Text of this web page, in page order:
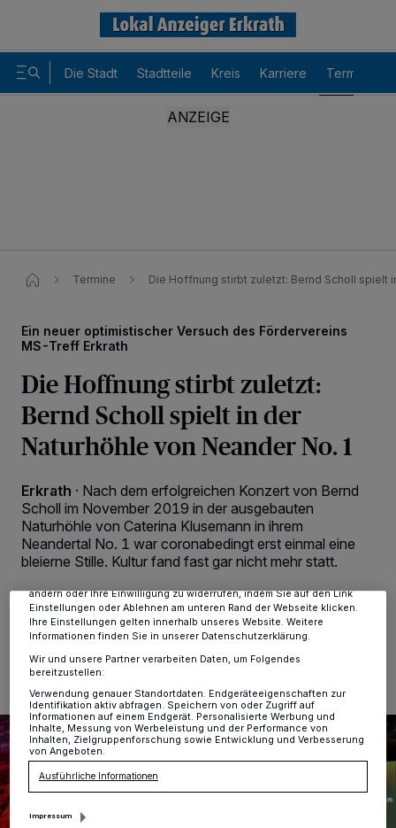
Die Stadt Stadtteile Kreis Karriere Termine
Termine Die Hoffnung stirbt zuletzt: Bernd Scholl spielt
Ein neuer optimistischer Versuch des Fördervereins
MS-Treff Erkrath
Die Hoffnung stirbt zuletzt:
Bernd Scholl spielt in der
Naturhöhle von Neander No. 1
Erkrath · Nach dem erfolgreichen Konzert von Bernd
Scholl im November 2019 in der ausgebauten
Naturhöhle von Caterina Klusemann in ihrem
Neandertal No. 1 war coronabedingt erst einmal eine
bleierne Stille. Kultur fand fast gar nicht mehr statt.
14.02.2022 , 11:56 Uhr 2 Minuten Lesezeit
personenbezogene Daten wie Browserdaten oder eindeutige
Kennungen auf Ihrem Gerät zu. Durch Auswahl von OK aktivieren Sie
Tracking-Technologien für die unter „Wir und unsere Partner
verarbeiten Daten, um Ihnen Dienste bereitzustellen“ aufgeführten
Zwecke. Wenn Tracker deaktiviert sind, sind manche Inhalte und
Anzeigen möglicherweise nicht mehr so relevant für Sie. Sie können
ändern oder Ihre Einwilligung zu widerrufen, indem Sie auf den Link
Einstellungen oder Ablehnen am unteren Rand der Webseite klicken.
Ihre Einstellungen gelten innerhalb unseres Website. Weitere
Informationen finden Sie in unserer Datenschutzerklärung.
Wir und unsere Partner verarbeiten Daten, um Folgendes
bereitzustellen:
Verwendung genauer Standortdaten. Endgeräteeigenschaften zur
Identifikation aktiv abfragen. Speichern von oder Zugriff auf
Informationen auf einem Endgerät. Personalisierte Werbung und
Inhalte, Messung von Werbeleistung und der Performance von
Inhalten, Zielgruppenforschung sowie Entwicklung und Verbesserung
von Angeboten.
Ausführliche Informationen
Impressum